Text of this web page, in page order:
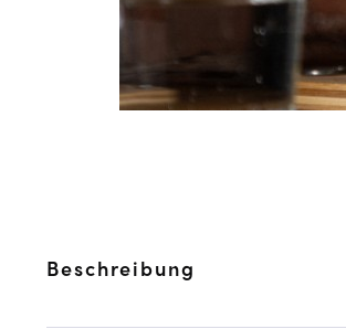
Beschreibung